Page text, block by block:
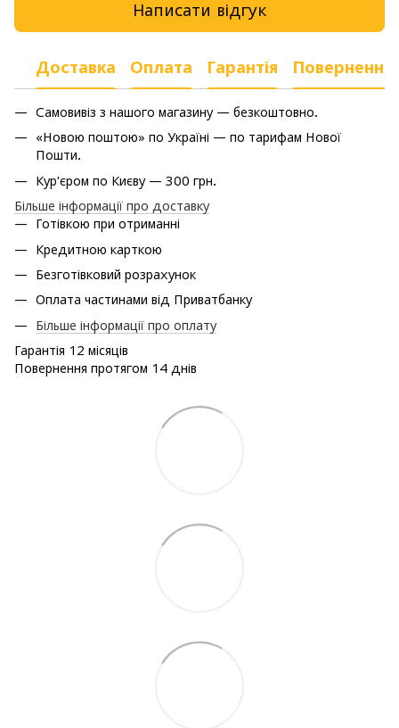
Написати відгук
Доставка Оплата Гарантія Повернення
Самовивіз з нашого магазину — безкоштовно.
«Новою поштою» по Україні — по тарифам Нової
Пошти.
Кур'єром по Києву — 300 грн.
Більше інформації про доставку
Готівкою при отриманні
Кредитною карткою
Безготівковий розрахунок
Оплата частинами від Приватбанку
Більше інформації про оплату
Гарантія 12 місяців
Повернення протягом 14 днів